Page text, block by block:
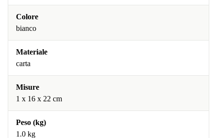
Colore
bianco
Materiale
carta
Misure
1 x 16 x 22 cm
Peso (kg)
1.0 kg